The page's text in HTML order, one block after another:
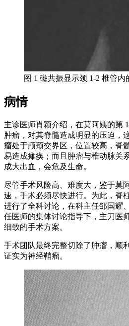
图 1 磁共振显示颈 1-2 椎管
病情
主诊医师肖颖介绍，在莫阿姨的第
肿瘤，对其脊髓造成明显的压迫，
瘤处于颅颈交界区，位置较高，脊
易造成瘫痪；而且肿瘤与椎动脉关
成大出血，会危及生命。
尽管手术风险高、难度大，鉴于莫
速，手术必须尽快进行。为此，脊
进行了全科讨论，在科主任邹国耀
任医师的集体讨论指导下，主刀医
细致的手术方案。
手术团队最终完整切除了肿瘤，顺
证实为神经鞘瘤。